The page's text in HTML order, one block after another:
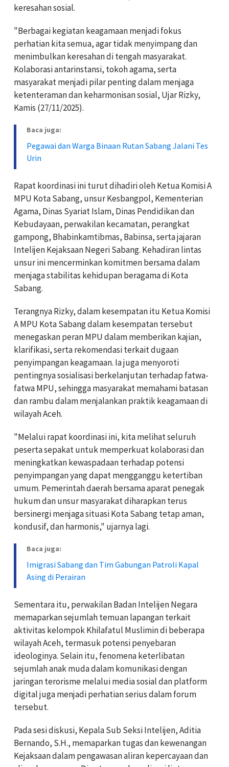
keresahan sosial.
"Berbagai kegiatan keagamaan menjadi fokus
perhatian kita semua, agar tidak menyimpang dan
menimbulkan keresahan di tengah masyarakat.
Kolaborasi antarinstansi, tokoh agama, serta
masyarakat menjadi pilar penting dalam menjaga
ketenteraman dan keharmonisan sosial, Ujar Rizky,
Kamis (27/11/2025).
Baca juga:
Pegawai dan Warga Binaan Rutan Sabang Jalani Tes
Urin
Rapat koordinasi ini turut dihadiri oleh Ketua Komisi A
MPU Kota Sabang, unsur Kesbangpol, Kementerian
Agama, Dinas Syariat Islam, Dinas Pendidikan dan
Kebudayaan, perwakilan kecamatan, perangkat
gampong, Bhabinkamtibmas, Babinsa, serta jajaran
Intelijen Kejaksaan Negeri Sabang. Kehadiran lintas
unsur ini mencerminkan komitmen bersama dalam
menjaga stabilitas kehidupan beragama di Kota
Sabang.
Terangnya Rizky, dalam kesempatan itu Ketua Komisi
A MPU Kota Sabang dalam kesempatan tersebut
menegaskan peran MPU dalam memberikan kajian,
klarifikasi, serta rekomendasi terkait dugaan
penyimpangan keagamaan. Ia juga menyoroti
pentingnya sosialisasi berkelanjutan terhadap fatwa-
fatwa MPU, sehingga masyarakat memahami batasan
dan rambu dalam menjalankan praktik keagamaan di
wilayah Aceh.
"Melalui rapat koordinasi ini, kita melihat seluruh
peserta sepakat untuk memperkuat kolaborasi dan
meningkatkan kewaspadaan terhadap potensi
penyimpangan yang dapat mengganggu ketertiban
umum. Pemerintah daerah bersama aparat penegak
hukum dan unsur masyarakat diharapkan terus
bersinergi menjaga situasi Kota Sabang tetap aman,
kondusif, dan harmonis," ujarnya lagi.
Baca juga:
Imigrasi Sabang dan Tim Gabungan Patroli Kapal
Asing di Perairan
Sementara itu, perwakilan Badan Intelijen Negara
memaparkan sejumlah temuan lapangan terkait
aktivitas kelompok Khilafatul Muslimin di beberapa
wilayah Aceh, termasuk potensi penyebaran
ideologinya. Selain itu, fenomena keterlibatan
sejumlah anak muda dalam komunikasi dengan
jaringan terorisme melalui media sosial dan platform
digital juga menjadi perhatian serius dalam forum
tersebut.
Pada sesi diskusi, Kepala Sub Seksi Intelijen, Aditia
Bernando, S.H., memaparkan tugas dan kewenangan
Kejaksaan dalam pengawasan aliran kepercayaan dan